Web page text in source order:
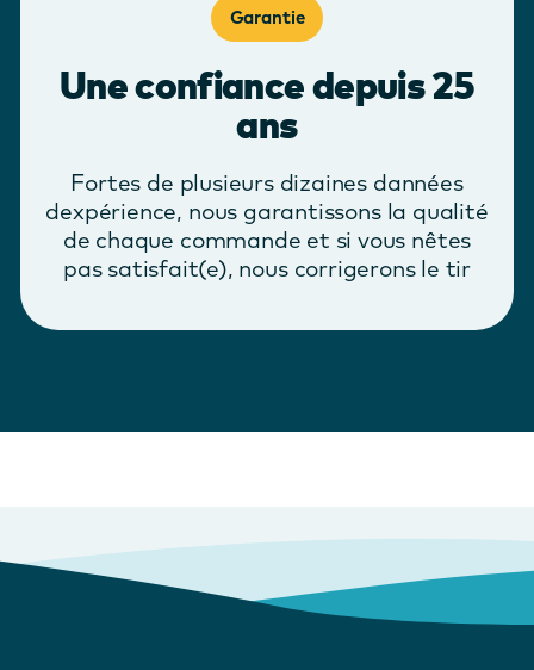
Garantie
Une confiance depuis 25
ans
Fortes de plusieurs dizaines dannées
dexpérience, nous garantissons la qualité
de chaque commande et si vous nêtes
pas satisfait(e), nous corrigerons le tir